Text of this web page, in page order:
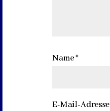
Name*
E-Mail-Adresse